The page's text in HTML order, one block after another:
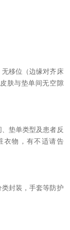
移位（边缘对齐床
肤与垫单间无空隙
垫单类型及患者反
衣物，有不适请告
封装，手套等防护